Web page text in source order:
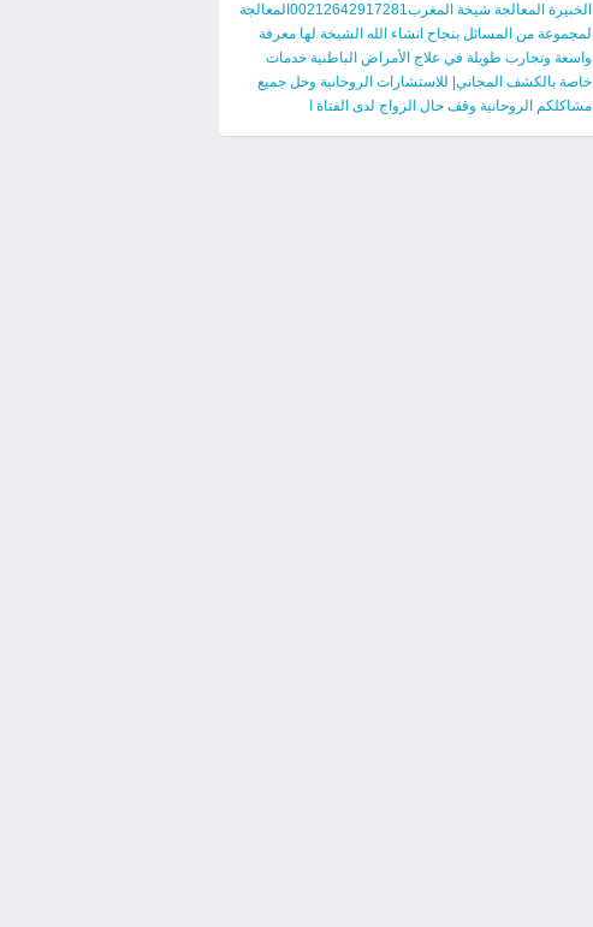
الخبيرة المعالجة شيخة المغرب00212642917281المعالجة
لمجموعة من المسائل بنجاح انشاء الله الشيخة لها معرفة
واسعة وتجارب طويلة في علاج الأمراض الباطنية خدمات
خاصة بالكشف المجاني| للاستشارات الروحانية وحل جميع
مشاكلكم الروحانية وقف حال الزواج لدى الفتاة ا